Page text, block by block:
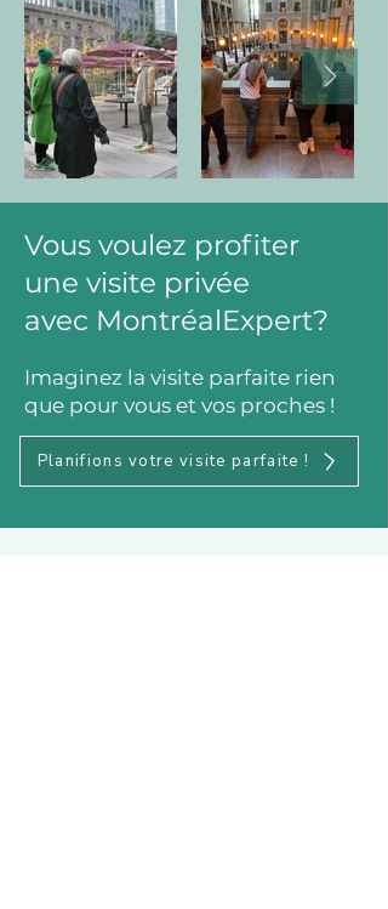
Vous voulez profiter
une visite privée
avec MontréalExpert?
Imaginez la visite parfaite rien
que pour vous et vos proches !
Planifions votre visite parfaite !